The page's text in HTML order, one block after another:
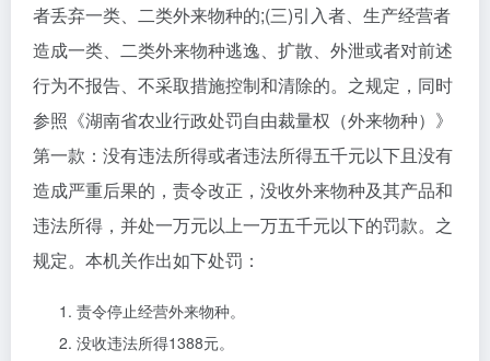
者丢弃一类、二类外来物种的;(三)引入者、生产经营者
造成一类、二类外来物种逃逸、扩散、外泄或者对前述
行为不报告、不采取措施控制和清除的。之规定，同时
参照《湖南省农业行政处罚自由裁量权（外来物种）》
第一款：没有违法所得或者违法所得五千元以下且没有
造成严重后果的，责令改正，没收外来物种及其产品和
违法所得，并处一万元以上一万五千元以下的罚款。之
规定。本机关作出如下处罚：
责令停止经营外来物种。
没收违法所得1388元。